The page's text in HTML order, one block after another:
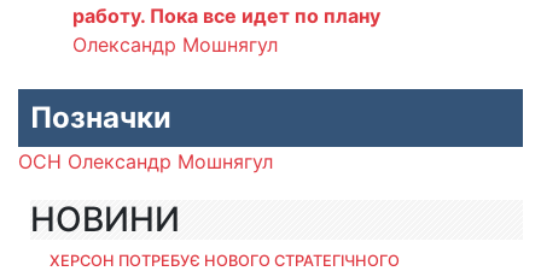
работу. Пока все идет по плану
Олександр Мошнягул
Позначки
ОСН Олександр Мошнягул
НОВИНИ
ХЕРСОН ПОТРЕБУЄ НОВОГО СТРАТЕГІЧНОГО